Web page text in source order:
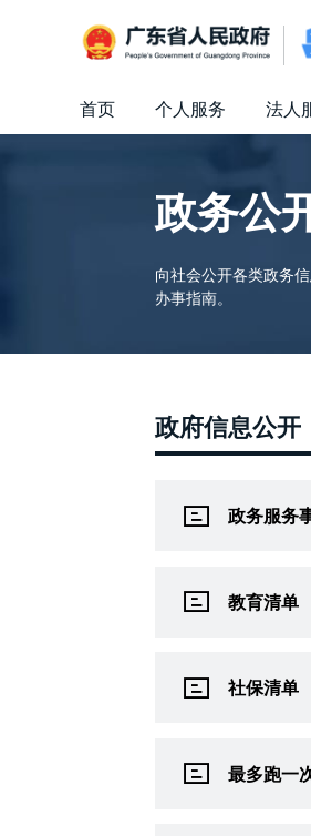
首页 个人服务 法人
政务公
向社会公开各类政务
办事指南。
政府信息公开
政务服务
教育清单
社保清单
最多跑一